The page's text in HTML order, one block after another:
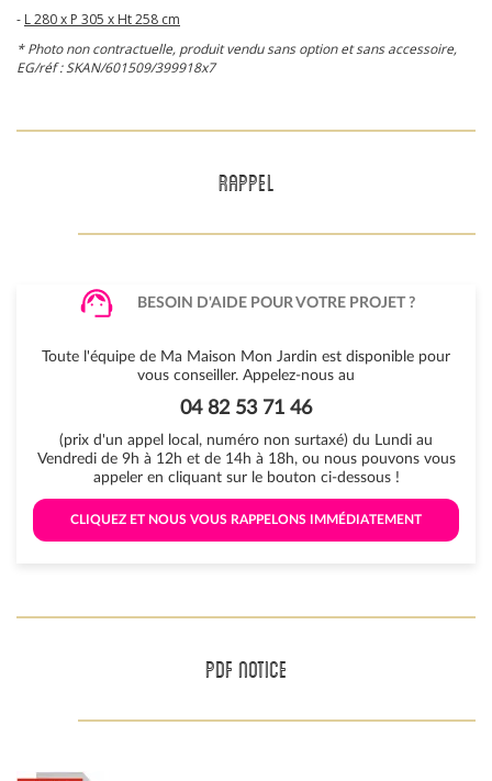
- L 280 x P 305 x Ht 258 cm
* Photo non contractuelle, produit vendu sans option et sans accessoire,
EG/réf : SKAN/601509/399918x7
RAPPEL
BESOIN D'AIDE POUR VOTRE PROJET ?
Toute l'équipe de Ma Maison Mon Jardin est disponible pour
vous conseiller. Appelez-nous au
04 82 53 71 46
(prix d'un appel local, numéro non surtaxé) du Lundi au
Vendredi de 9h à 12h et de 14h à 18h, ou nous pouvons vous
appeler en cliquant sur le bouton ci-dessous !
CLIQUEZ ET NOUS VOUS RAPPELONS IMMÉDIATEMENT
PDF NOTICE